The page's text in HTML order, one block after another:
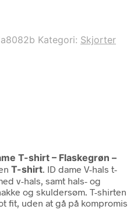
Kategori: Skjorter
T-shirt – Flaskegrøn –
T-shirt. ID dame V-hals t-
v-hals, samt hals- og
og skuldersøm. T-shirten
fit, uden at gå på kompromis